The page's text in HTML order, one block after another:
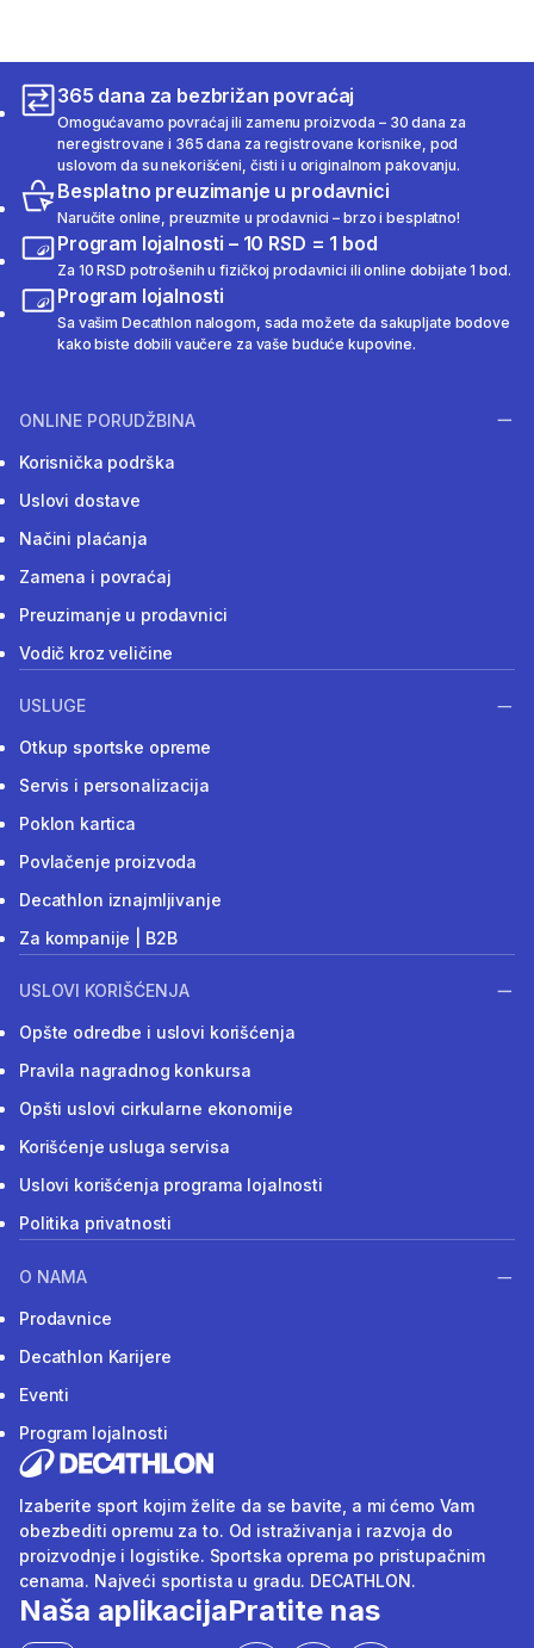
365 dana za bezbrižan povraćaj
Omogućavamo povraćaj ili zamenu proizvoda – 30 dana za
neregistrovane i 365 dana za registrovane korisnike, pod
uslovom da su nekorišćeni, čisti i u originalnom pakovanju.
Besplatno preuzimanje u prodavnici
Naručite online, preuzmite u prodavnici – brzo i besplatno!
Program lojalnosti – 10 RSD = 1 bod
Za 10 RSD potrošenih u fizičkoj prodavnici ili online dobijate 1 bod.
Program lojalnosti
Sa vašim Decathlon nalogom, sada možete da sakupljate bodove
kako biste dobili vaučere za vaše buduće kupovine.
ONLINE PORUDŽBINA
Korisnička podrška
Uslovi dostave
Načini plaćanja
Zamena i povraćaj
Preuzimanje u prodavnici
Vodič kroz veličine
USLUGE
Otkup sportske opreme
Servis i personalizacija
Poklon kartica
Povlačenje proizvoda
Decathlon iznajmljivanje
Za kompanije | B2B
USLOVI KORIŠĆENJA
Opšte odredbe i uslovi korišćenja
Pravila nagradnog konkursa
Opšti uslovi cirkularne ekonomije
Korišćenje usluga servisa
Uslovi korišćenja programa lojalnosti
Politika privatnosti
O NAMA
Prodavnice
Decathlon Karijere
Eventi
Program lojalnosti
Izaberite sport kojim želite da se bavite, a mi ćemo Vam
obezbediti opremu za to. Od istraživanja i razvoja do
proizvodnje i logistike. Sportska oprema po pristupačnim
cenama. Najveći sportista u gradu. DECATHLON.
Naša aplikacijaPratite nas